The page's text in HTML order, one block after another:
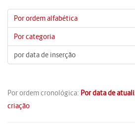
Por ordem alfabética
Por categoria
por data de inserção
Por ordem cronológica: Por data de
criação